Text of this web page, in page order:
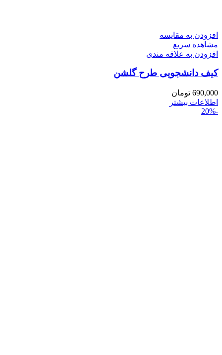
افزودن به مقایسه
مشاهده سریع
افزودن به علاقه مندی
کیف دانشجویی طرح گلشن
690,000 تومان
اطلاعات بیشتر
-20%